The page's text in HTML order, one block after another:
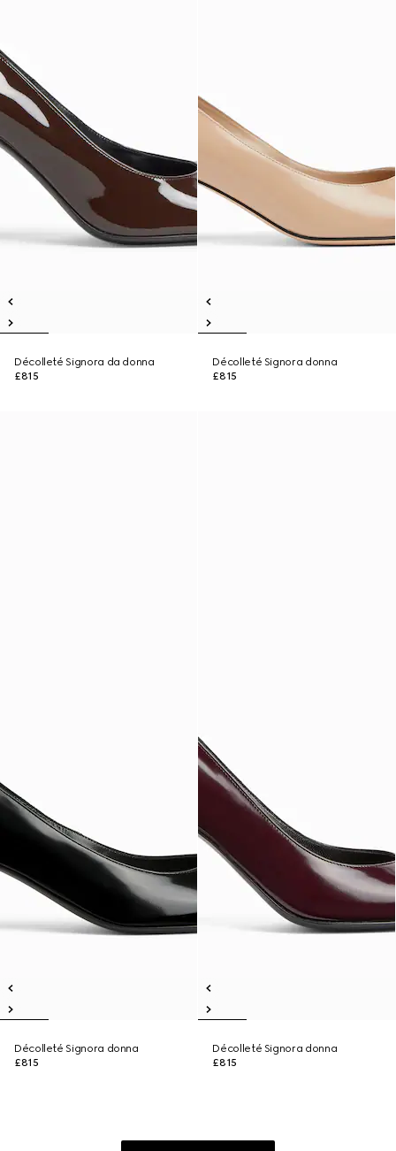
Décolleté Signora da donna
£815
Décolleté Signora donna
£815
Décolleté Signora donna
£815
Décolleté Signora donna
£815